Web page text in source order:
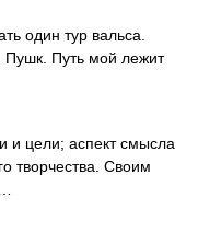
один тур вальса.
Пушк. Путь мой лежит
цели; аспект смысла
творчества. Своим